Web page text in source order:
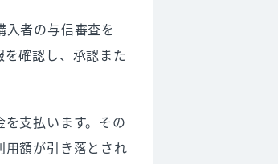
者の与信審査を
確認し、承認また
支払います。その
額が引き落とされ